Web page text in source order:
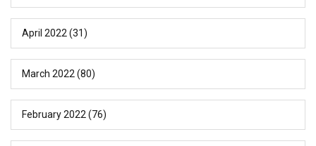
April 2022 (31)
March 2022 (80)
February 2022 (76)